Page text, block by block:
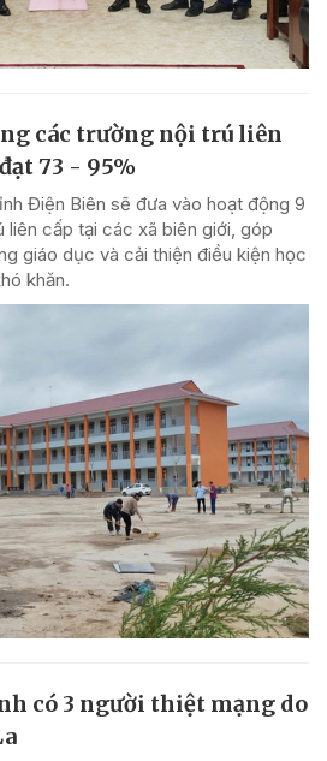
các trường nội trú liên
73 - 95%
Điện Biên sẽ đưa vào hoạt động 9
liên cấp tại các xã biên giới, góp
giáo dục và cải thiện điều kiện học
khăn.
có 3 người thiệt mạng do